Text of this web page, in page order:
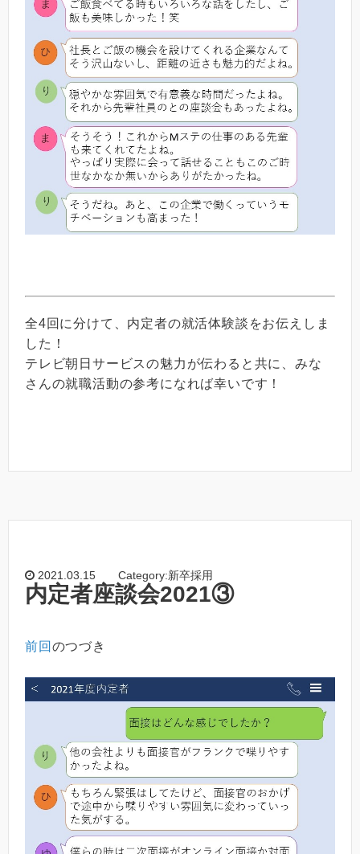
全4回に分けて、内定者の就活体験談をお伝えしま
した！
テレビ朝日サービスの魅力が伝わると共に、みな
さんの就職活動の参考になれば幸いです！
2021.03.15 Category:新卒採用
内定者座談会2021③
前回 のつづき